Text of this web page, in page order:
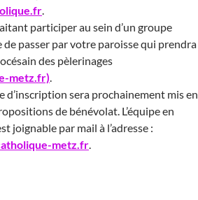
.
participer au sein d’un groupe
de passer par votre paroisse qui prendra
des pèlerinages
metz.fr).
d’inscription sera prochainement mis en
de bénévolat. L’équipe en
joignable par mail à l’adresse :
metz.fr.